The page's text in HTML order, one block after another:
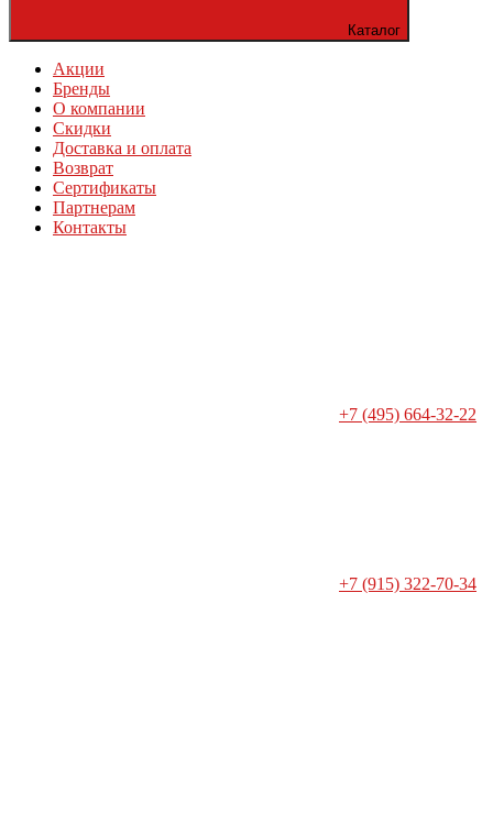
Каталог
Акции
Бренды
О компании
Скидки
Доставка и оплата
Возврат
Сертификаты
Партнерам
Контакты
+7 (495) 664-32-22
+7 (915) 322-70-34